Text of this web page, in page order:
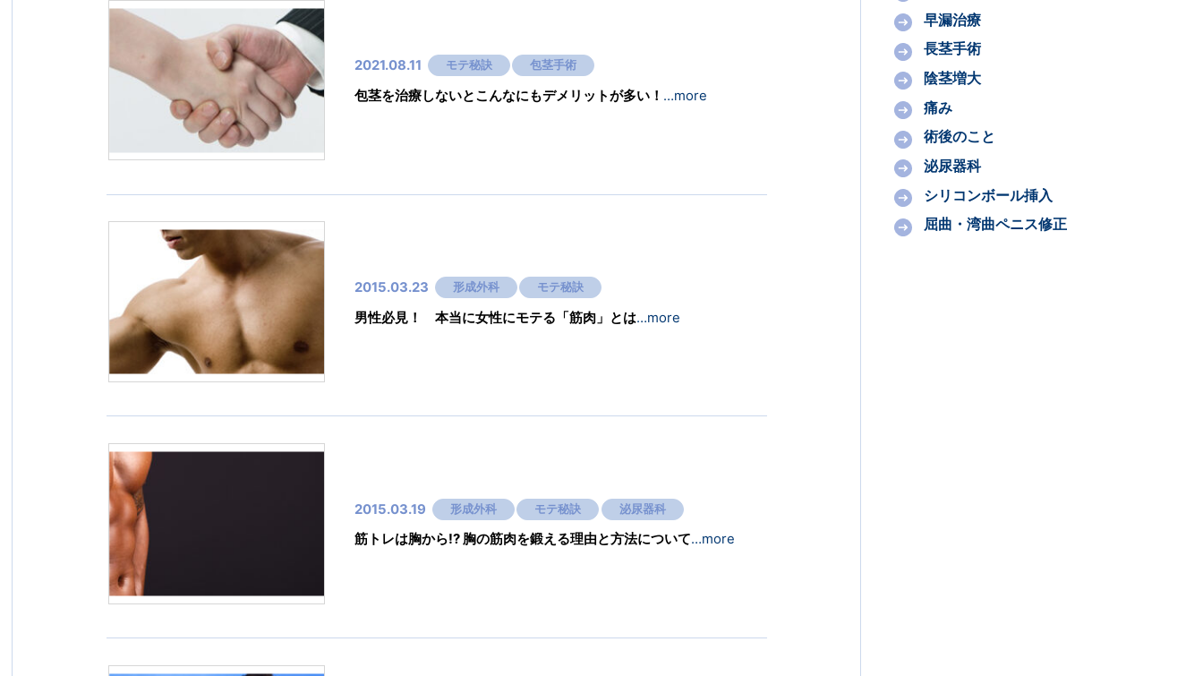
2021.08.11 モテ秘訣 包茎手術
包茎を治療しないとこんなにもデメリットが多い！ …more
2015.03.23 形成外科 モテ秘訣
男性必見！ 本当に女性にモテる「筋肉」とは…more
2015.03.19 形成外科 モテ秘訣 泌尿器科
筋トレは胸から!? 胸の筋肉を鍛える理由と方法について…more
早漏治療
長茎手術
陰茎増大
痛み
術後のこと
泌尿器科
シリコンボール挿入
屈曲・湾曲ペニス修正